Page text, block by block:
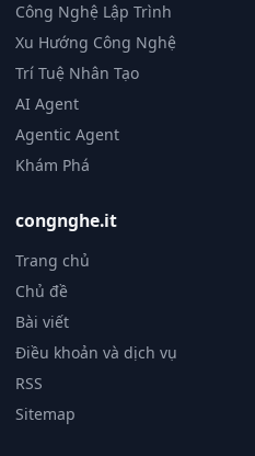
Công Nghệ Lập Trình
Xu Hướng Công Nghệ
Trí Tuệ Nhân Tạo
AI Agent
Agentic Agent
Khám Phá
congnghe.it
Trang chủ
Chủ đề
Bài viết
Điều khoản và dịch vụ
RSS
Sitemap